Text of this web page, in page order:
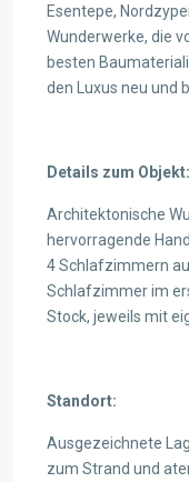
Esentepe,
Wunderwerke, die
besten
den Luxus neu und
Details zum Objekt:
Architektonische
hervorragende
4 Schlafzimmern
Schlafzimmer im
Stock, jeweils mit
Standort:
Ausgezeichnete
zum Strand und